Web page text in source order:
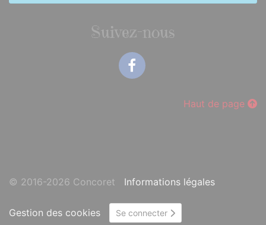
Suivez-nous
Haut de page
© 2016-2026 Concoret Informations légales
Gestion des cookies Se connecter